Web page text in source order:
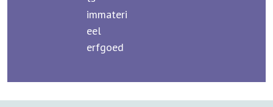
immateri
eel
erfgoed